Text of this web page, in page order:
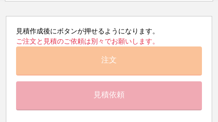
見積作成後にボタンが押せるようになります。
ご注文と見積のご依頼は別々でお願いします。
注文
見積依頼